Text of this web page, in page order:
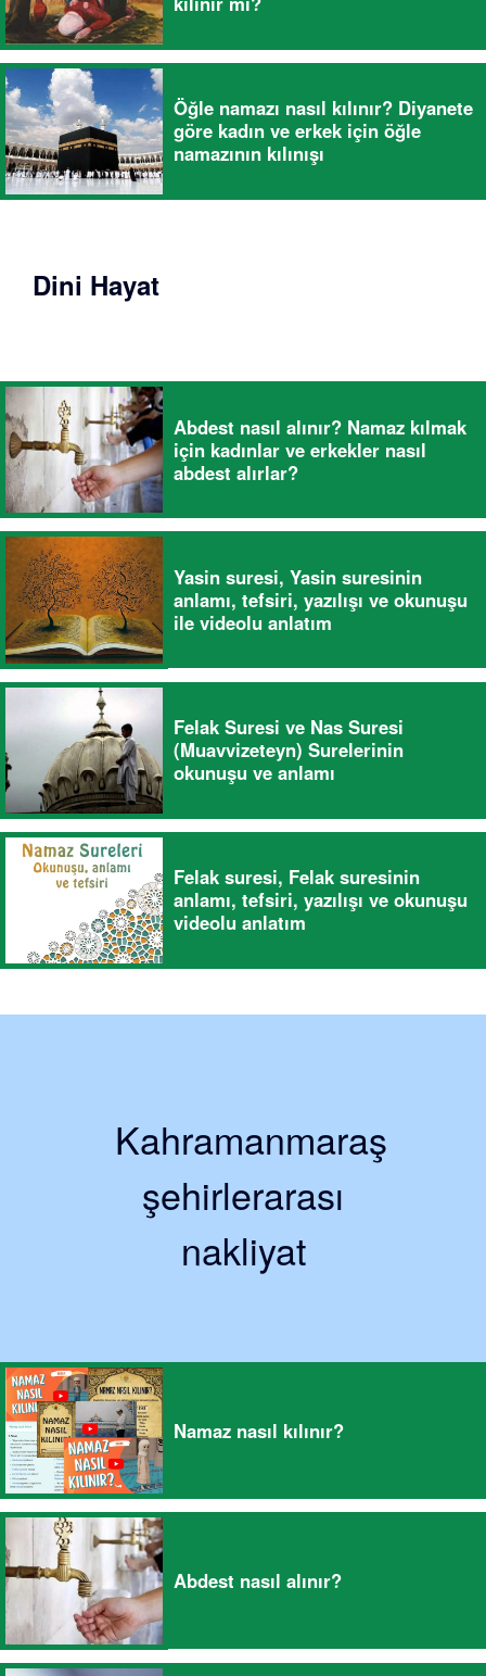
Öğle namazı nasıl kılınır? Diyanete
göre kadın ve erkek için öğle
namazının kılınışı
Dini Hayat
Abdest nasıl alınır? Namaz kılmak
için kadınlar ve erkekler nasıl
abdest alırlar?
Yasin suresi, Yasin suresinin
anlamı, tefsiri, yazılışı ve okunuşu
ile videolu anlatım
Felak Suresi ve Nas Suresi
(Muavvizeteyn) Surelerinin
okunuşu ve anlamı
Felak suresi, Felak suresinin
anlamı, tefsiri, yazılışı ve okunuşu
videolu anlatım
Kahramanmaraş
şehirlerarası
nakliyat
Namaz nasıl kılınır?
Abdest nasıl alınır?